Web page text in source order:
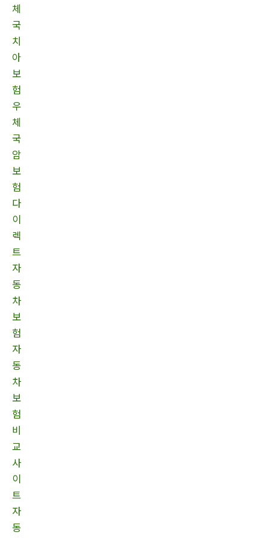
체
국
치
아
보
험
우
체
국
암
보
험
다
이
렉
트
자
동
차
보
험
자
동
차
보
험
비
교
사
이
트
자
동